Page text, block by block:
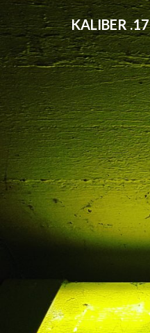
KALIBER .17